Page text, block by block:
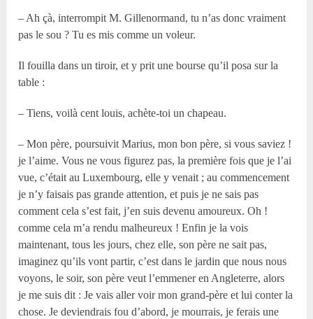
– Ah çà, interrompit M. Gillenormand, tu n’as donc vraiment
pas le sou ? Tu es mis comme un voleur.
Il fouilla dans un tiroir, et y prit une bourse qu’il posa sur la
table :
– Tiens, voilà cent louis, achète-toi un chapeau.
– Mon père, poursuivit Marius, mon bon père, si vous saviez !
je l’aime. Vous ne vous figurez pas, la première fois que je l’ai
vue, c’était au Luxembourg, elle y venait ; au commencement
je n’y faisais pas grande attention, et puis je ne sais pas
comment cela s’est fait, j’en suis devenu amoureux. Oh !
comme cela m’a rendu malheureux ! Enfin je la vois
maintenant, tous les jours, chez elle, son père ne sait pas,
imaginez qu’ils vont partir, c’est dans le jardin que nous nous
voyons, le soir, son père veut l’emmener en Angleterre, alors
je me suis dit : Je vais aller voir mon grand-père et lui conter la
chose. Je deviendrais fou d’abord, je mourrais, je ferais une